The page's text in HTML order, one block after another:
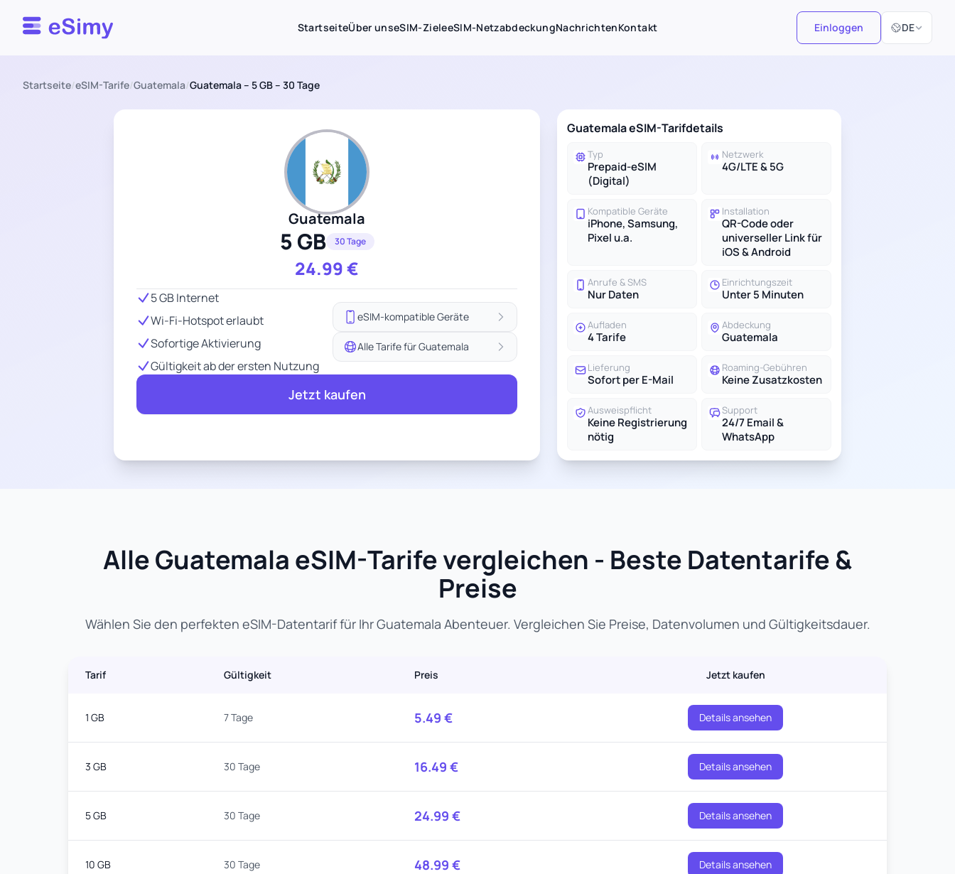
Esimy StartseiteÜber unseSIM-ZieleeSIM-NetzabdeckungNachrichtenKontakt Einloggen DE
Sprache
Startseite/eSIM-Tarife/Guatemala/Guatemala – 5 GB – 30 Tage
Guatemala
5 GB 30 Tage
24.99€
5 GB Internet
Wi-Fi-Hotspot erlaubt
Sofortige Aktivierung
Gültigkeit ab der ersten Nutzung
eSIM-kompatible Geräte
Alle Tarife für Guatemala
Jetzt kaufen
Guatemala eSIM-Tarifdetails
Typ
Prepaid-eSIM
(Digital)
Netzwerk
4G/LTE & 5G
Kompatible Geräte
iPhone, Samsung,
Pixel u.a.
Installation
QR-Code oder
universeller Link für
iOS & Android
Anrufe & SMS
Nur Daten
Einrichtungszeit
Unter 5 Minuten
Aufladen
4 Tarife
Abdeckung
Guatemala
Lieferung
Sofort per E-Mail
Roaming-Gebühren
Keine Zusatzkosten
Ausweispflicht
Keine Registrierung
nötig
Support
24/7 Email &
WhatsApp
Alle Guatemala eSIM-Tarife vergleichen - Beste Datentarife &
Preise
Wählen Sie den perfekten eSIM-Datentarif für Ihr Guatemala Abenteuer. Vergleichen Sie Preise, Datenvolumen und Gültigkeitsdauer.
Tarif Gültigkeit Preis Jetzt kaufen
1 GB 7 Tage 5.49 € Details ansehen
3 GB 30 Tage 16.49 € Details ansehen
5 GB 30 Tage 24.99 € Details ansehen
10 GB 30 Tage 48.99 € Details ansehen